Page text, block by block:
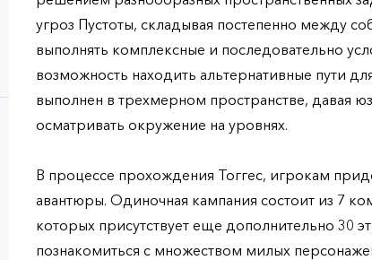
угроз Пустоты, складывая постепенно между
выполнять комплексные и последовательно
возможность находить альтернативные пути
выполнен в трехмерном пространстве, давая
осматривать окружение на уровнях.
В процессе прохождения Тоггес, игрокам
авантюры. Одиночная кампания состоит из 7
которых присутствует еще дополнительно 30
познакомиться с множеством милых